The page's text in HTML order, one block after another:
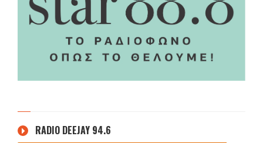
RADIO DEEJAY 94.6